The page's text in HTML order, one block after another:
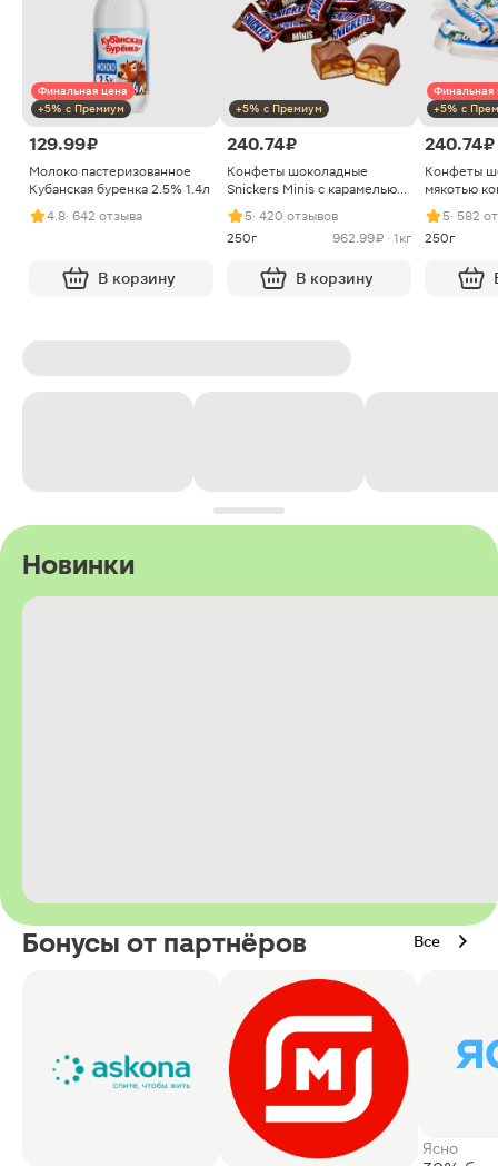
Финальная цена
+5% с Премиум
129.99 ₽
Молоко пастеризованное
Кубанская буренка 2.5% 1.4л
4.8· 642 отзыва
В корзину
+5% с Премиум
240.74 ₽
Конфеты шоколадные
Snickers Minis с карамелью
арахисом и нугой
5· 420 отзывов
250г
962.99 ₽ · 1кг
В корзину
Финальная
+5% с
240.74 ₽
Конфеты
мякотью
5· 582
250г
Новинки
Бонусы от партнёров Все
Ясно